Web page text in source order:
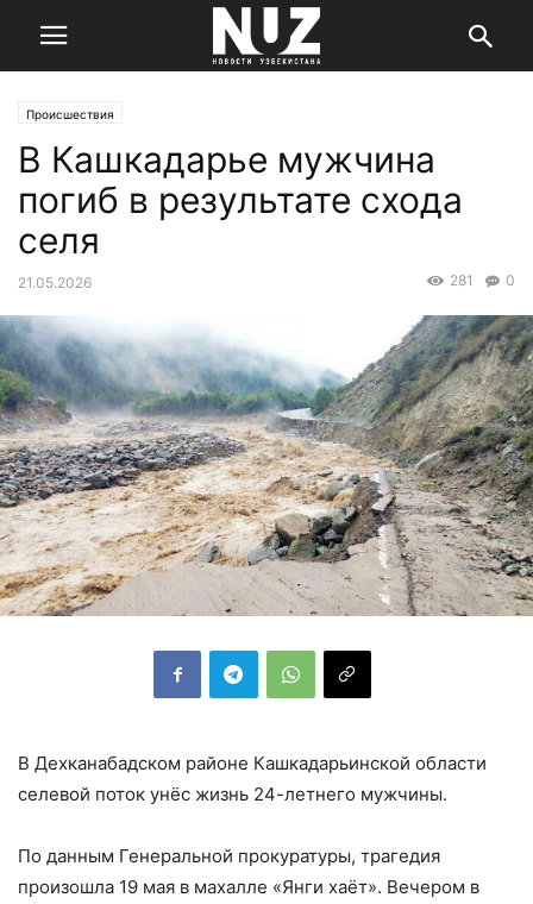
Происшествия
В Кашкадарье мужчина
погиб в результате схода
селя
21.05.2026 0
281
В Дехканабадском районе Кашкадарьинской области
селевой поток унёс жизнь 24-летнего мужчины.
По данным Генеральной прокуратуры, трагедия
произошла 19 мая в махалле «Янги хаёт». Вечером в